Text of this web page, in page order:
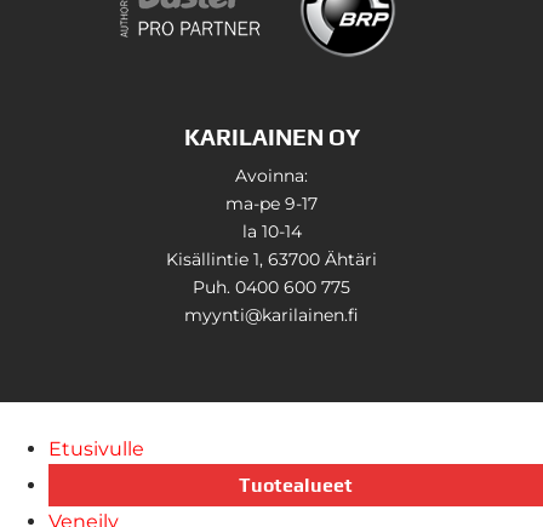
KARILAINEN OY
Avoinna:
ma-pe 9-17
la 10-14
Kisällintie 1, 63700 Ähtäri
Puh. 0400 600 775
myynti@karilainen.fi
Etusivulle
Tuotealueet
Veneily